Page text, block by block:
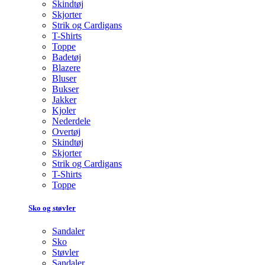
Skindtøj
Skjorter
Strik og Cardigans
T-Shirts
Toppe
Badetøj
Blazere
Bluser
Bukser
Jakker
Kjoler
Nederdele
Overtøj
Skindtøj
Skjorter
Strik og Cardigans
T-Shirts
Toppe
Sko og støvler
Sandaler
Sko
Støvler
Sandaler